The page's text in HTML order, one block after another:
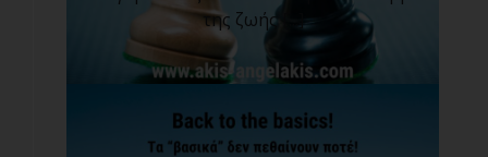
της ζωής [...]